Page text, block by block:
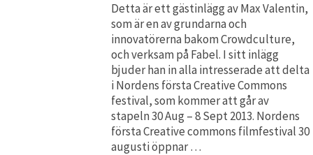
Detta är ett gästinlägg av Max Valentin,
som är en av grundarna och
innovatörerna bakom Crowdculture,
och verksam på Fabel. I sitt inlägg
bjuder han in alla intresserade att delta
i Nordens första Creative Commons
festival, som kommer att går av
stapeln 30 Aug – 8 Sept 2013. Nordens
första Creative commons filmfestival 30
augusti öppnar …